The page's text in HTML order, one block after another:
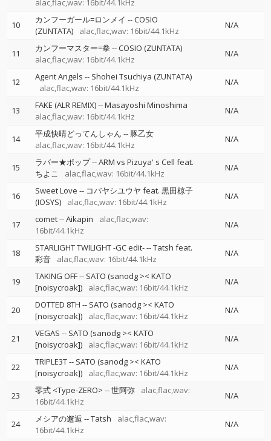
alac,flac,wav: 16bit/44.1kHz
10 カンフーガール=ロンメイ --COSIO
(ZUNTATA)
alac,flac,wav: 16bit/44.1kHz
N/A
11 カンフーマスター=拳 --COSIO (ZUNTATA)
alac,flac,wav: 16bit/44.1kHz
N/A
12 Agent Angels -- Shohei Tsuchiya (ZUNTATA)
alac,flac,wav: 16bit/44.1kHz
N/A
13 FAKE (ALR REMIX)--Masayoshi Minoshima
alac,flac,wav: 16bit/44.1kHz
N/A
14 平成快晴どってんしゃん -- 豚乙女
alac,flac,wav: 16bit/44.1kHz
N/A
15 ラバー★ポップ--ARM vs Pizuya' s Cell feat.
ちよこ
alac,flac,wav: 16bit/44.1kHz
N/A
16 Sweet Love -- コバヤシユウヤ feat. 黒田椋子
(IOSYS)
alac,flac,wav: 16bit/44.1kHz
N/A
17 comet--Aikapin
alac,flac,wav:
16bit/44.1kHz
N/A
18 STARLIGHT TWILIGHT -GC edit---Tatsh feat.
彩音
alac,flac,wav: 16bit/44.1kHz
N/A
19 TAKING OFF-- SATO (sanodg >< KATO
[noisycroak])
alac,flac,wav: 16bit/44.1kHz
N/A
20 DOTTED 8TH -- SATO (sanodg >< KATO
[noisycroak])
alac,flac,wav: 16bit/44.1kHz
N/A
21 VEGAS -- SATO (sanodg >< KATO
[noisycroak])
alac,flac,wav: 16bit/44.1kHz
N/A
22 TRIPLE3T-- SATO (sanodg >< KATO
[noisycroak])
alac,flac,wav: 16bit/44.1kHz
N/A
23 零式 <Type-ZERO> --世阿弥
alac,flac,wav:
16bit/44.1kHz
N/A
24 メシアの邂逅 --Tatsh
alac,flac,wav:
16bit/44.1kHz
N/A